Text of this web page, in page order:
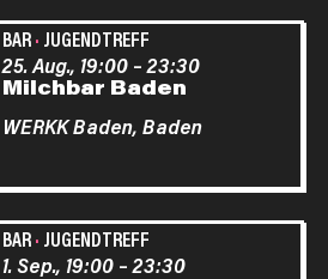
BAR· JUGENDTREFF
Milchbar Baden
25. Aug., 19:00–23:30
WERKK Baden, Baden
BAR· JUGENDTREFF
1. Sep., 19:00–23:30